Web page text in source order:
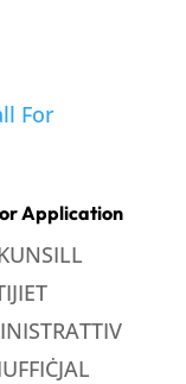
Application